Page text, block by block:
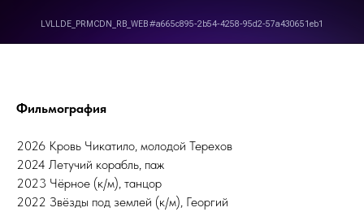
Фильмография
2026 Кровь Чикатило, молодой Терехов
2024 Летучий корабль, паж
2023 Чёрное (к/м), танцор
2022 Звёзды под землей (к/м), Георгий